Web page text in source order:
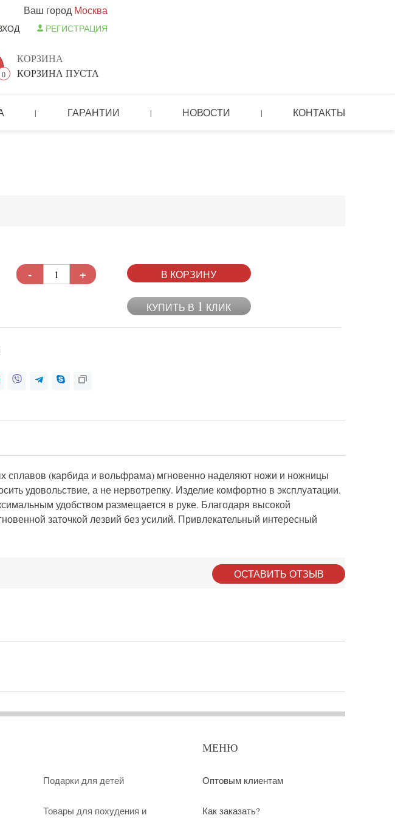
Ваш город Москва
РЕГИСТРАЦИЯ
0
КОРЗИНА
КОРЗИНА ПУСТА
| ГАРАНТИИ | НОВОСТИ | КОНТАКТЫ
- + В КОРЗИНУ
КУПИТЬ В 1 КЛИК
сплавов (карбида и вольфрама) мгновенно наделяют ножи и ножницы
удовольствие, а не нервотрепку. Изделие комфортно в эксплуатации.
удобством размещается в руке. Благодаря высокой
заточкой лезвий без усилий. Привлекательный интересный
ОСТАВИТЬ ОТЗЫВ
Подарки для детей
Товары для похудения и
МЕНЮ
Оптовым клиентам
Как заказать?